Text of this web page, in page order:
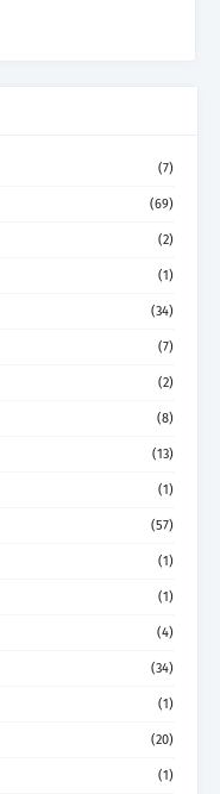
(7)
(69)
(2)
(1)
(34)
(7)
(2)
(8)
(13)
(1)
(57)
(1)
(1)
(4)
(34)
(1)
(20)
(1)